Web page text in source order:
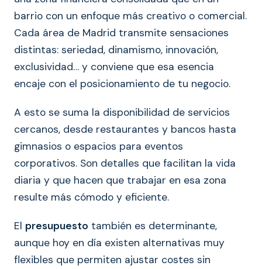
barrio con un enfoque más creativo o comercial.
Cada área de Madrid transmite sensaciones
distintas: seriedad, dinamismo, innovación,
exclusividad… y conviene que esa esencia
encaje con el posicionamiento de tu negocio.
A esto se suma la disponibilidad de servicios
cercanos, desde restaurantes y bancos hasta
gimnasios o espacios para eventos
corporativos. Son detalles que facilitan la vida
diaria y que hacen que trabajar en esa zona
resulte más cómodo y eficiente.
El presupuesto también es determinante,
aunque hoy en día existen alternativas muy
flexibles que permiten ajustar costes sin